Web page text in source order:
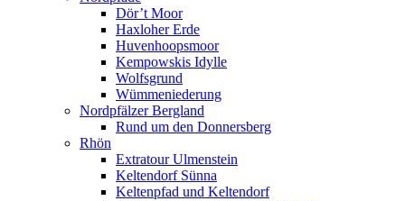
Dör’t Moor
Haxloher Erde
Huvenhoopsmoor
Kempowskis Idylle
Wolfsgrund
Wümmeniederung
Nordpfälzer Bergland
Rund um den Donnersberg
Rhön
Extratour Ulmenstein
Keltendorf Sünna
Keltenpfad und Keltendorf